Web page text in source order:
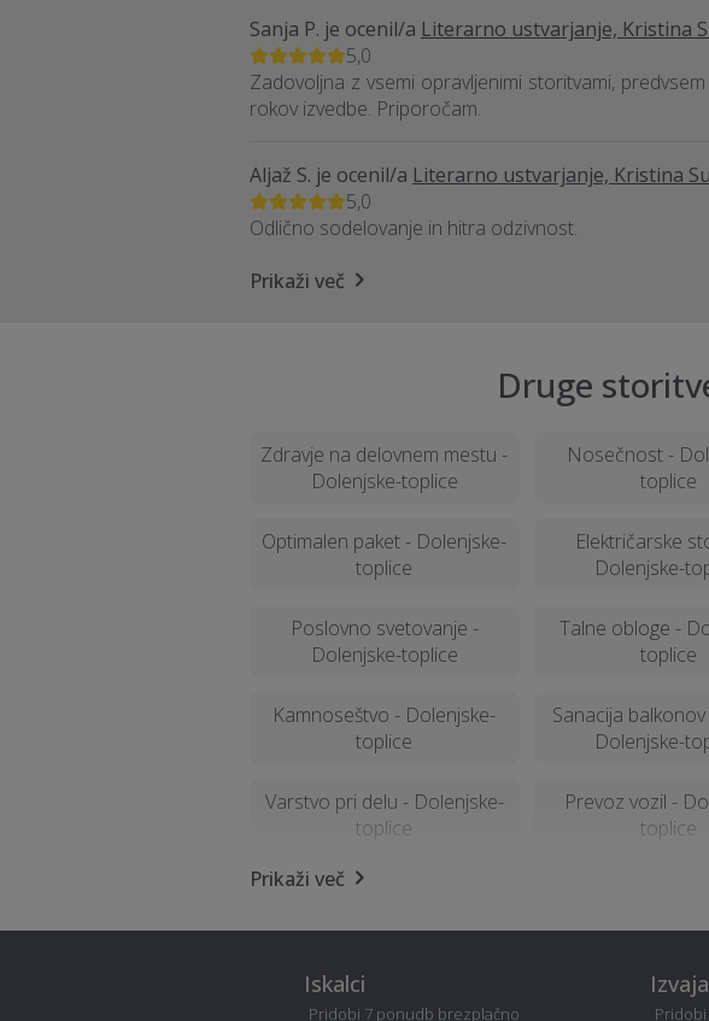
Sanja P. je ocenil/a Literarno ustvarjanje, Kristina
5,0
Zadovoljna z vsemi opravljenimi storitvami,
rokov izvedbe. Priporočam.
Aljaž S. je ocenil/a Literarno ustvarjanje, Kristina
5,0
Odlično sodelovanje in hitra odzivnost.
Prikaži več
Druge
Zdravje na delovnem mestu -
Dolenjske-toplice
Nosečnost -
toplice
Optimalen paket - Dolenjske-
toplice
Električarske
Dolenjske-
Poslovno svetovanje -
Dolenjske-toplice
Talne obloge -
toplice
Kamnoseštvo - Dolenjske-
toplice
Sanacija
Dolenjske-
Varstvo pri delu - Dolenjske-
toplice
Prevoz vozil -
toplice
Obdelava kovin in
Asfaltiranje - Dolenjske-
Polaganje
Prikaži več
Iskalci
Pridobi 7 ponudb brezplačno